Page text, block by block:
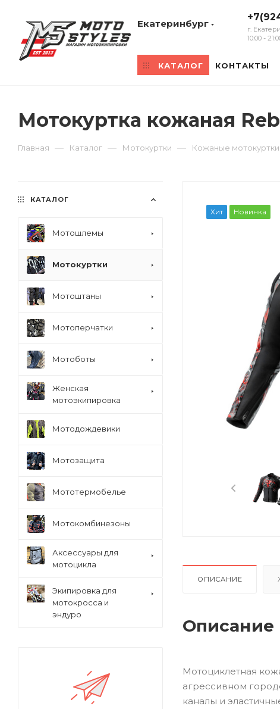
Екатеринбург
г.
10:00 -
КАТАЛОГ КОНТАКТЫ
Мотокуртка кожаная
Главная — Каталог — Мотокуртки — Кожаные мотокуртки
Хит Новинка
ОПИСАНИЕ
Описание
Мотоциклетная
агрессивном
каналы и
КАТАЛОГ
Мотошлемы
Мотокуртки
Мотоштаны
Мотоперчатки
Мотоботы
Женская
мотоэкипировка
Мотодождевики
Мотозащита
Мототермобелье
Мотокомбинезоны
Аксессуары для
мотоцикла
Экипировка для
мотокросса и
эндуро